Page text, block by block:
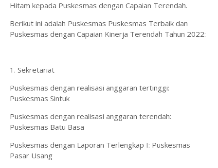
Hitam kepada Puskesmas dengan Capaian Terendah.
Berikut ini adalah Puskesmas Puskesmas Terbaik dan
Puskesmas dengan Capaian Kinerja Terendah Tahun 2022:
1. Sekretariat
Puskesmas dengan realisasi anggaran tertinggi:
Puskesmas Sintuk
Puskesmas dengan realisasi anggaran terendah:
Puskesmas Batu Basa
Puskesmas dengan Laporan Terlengkap I: Puskesmas
Pasar Usang